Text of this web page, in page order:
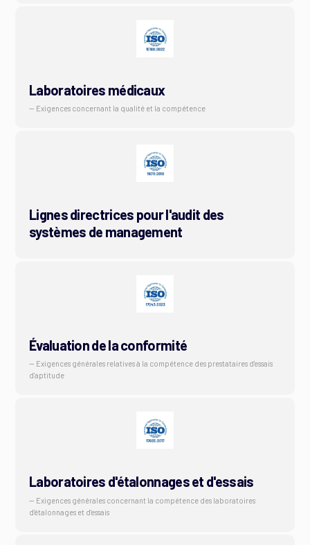
Laboratoires médicaux
— Exigences concernant la qualité et la compétence
Lignes directrices pour l'audit des
systèmes de management
Évaluation de la conformité
— Exigences générales relatives à la compétence des prestataires d'essais
d'aptitude
Laboratoires d'étalonnages et d'essais
— Exigences générales concernant la compétence des laboratoires
d'étalonnages et d'essais